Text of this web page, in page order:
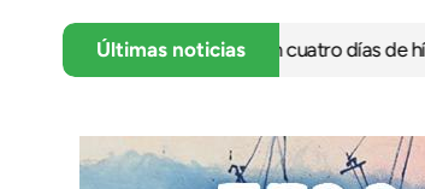
Últimas noticias
35º aniversario con cuatro días de hípica,